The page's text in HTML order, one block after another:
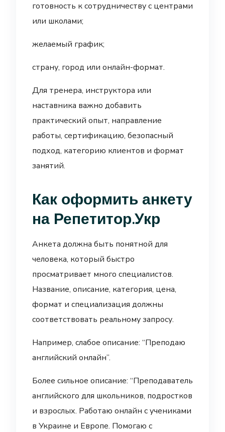
готовность к сотрудничеству с центрами
или школами;
желаемый график;
страну, город или онлайн-формат.
Для тренера, инструктора или
наставника важно добавить
практический опыт, направление
работы, сертификацию, безопасный
подход, категорию клиентов и формат
занятий.
Как оформить анкету
на Репетитор.Укр
Анкета должна быть понятной для
человека, который быстро
просматривает много специалистов.
Название, описание, категория, цена,
формат и специализация должны
соответствовать реальному запросу.
Например, слабое описание: “Преподаю
английский онлайн”.
Более сильное описание: “Преподаватель
английского для школьников, подростков
и взрослых. Работаю онлайн с учениками
в Украине и Европе. Помогаю с